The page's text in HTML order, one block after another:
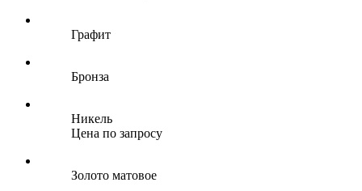
Графит
Бронза
Никель
Цена по запросу
Золото матовое